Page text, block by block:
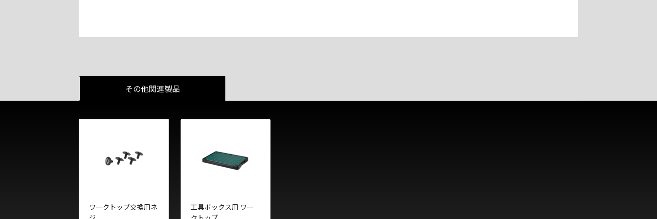
その他関連製品
ワークトップ交換用ネ
工具ボックス用 ワー